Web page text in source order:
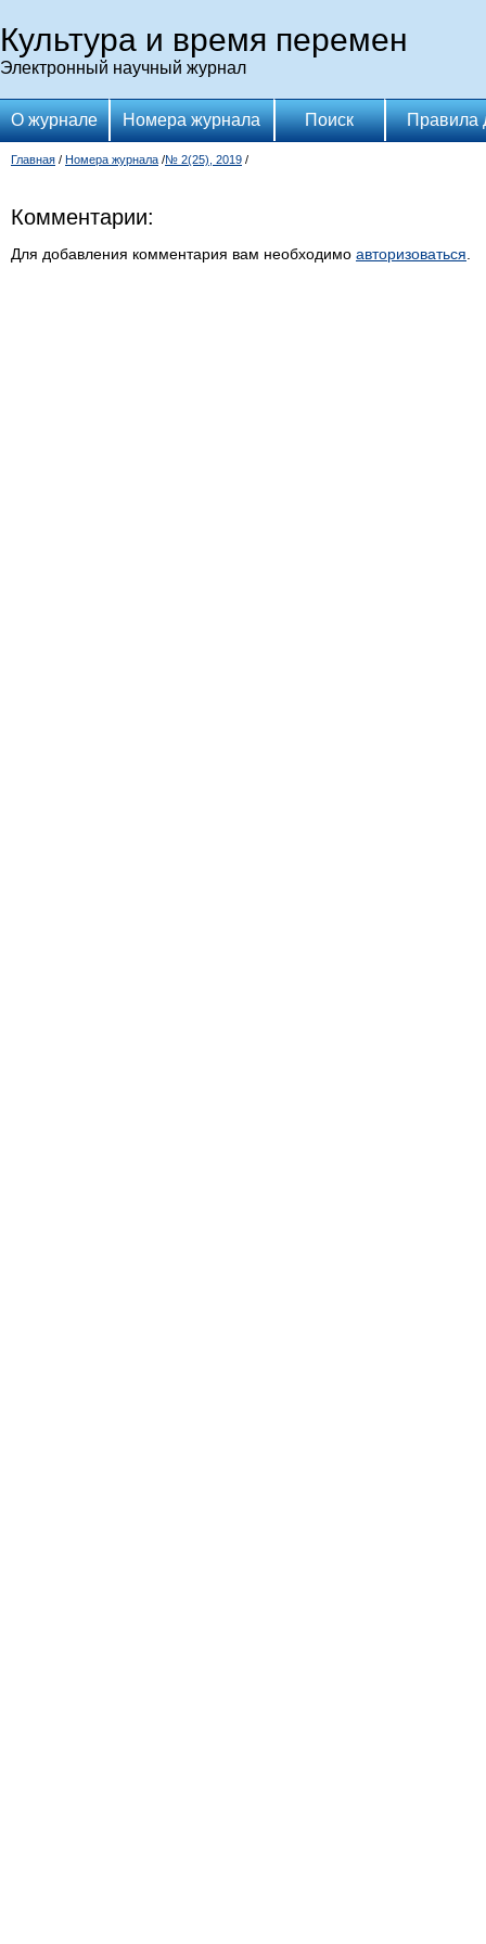
Культура и время перемен
Электронный научный журнал
О журнале Номера журнала Поиск Правила
Главная / Номера журнала /№ 2(25), 2019 /
Комментарии:
Для добавления комментария вам необходимо авторизоваться